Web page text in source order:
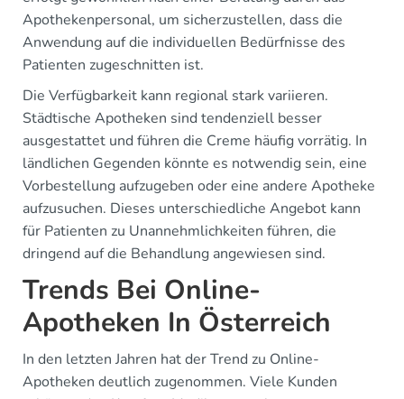
Apothekenpersonal, um sicherzustellen, dass die
Anwendung auf die individuellen Bedürfnisse des
Patienten zugeschnitten ist.
Die Verfügbarkeit kann regional stark variieren.
Städtische Apotheken sind tendenziell besser
ausgestattet und führen die Creme häufig vorrätig. In
ländlichen Gegenden könnte es notwendig sein, eine
Vorbestellung aufzugeben oder eine andere Apotheke
aufzusuchen. Dieses unterschiedliche Angebot kann
für Patienten zu Unannehmlichkeiten führen, die
dringend auf die Behandlung angewiesen sind.
Trends Bei Online-
Apotheken In Österreich
In den letzten Jahren hat der Trend zu Online-
Apotheken deutlich zugenommen. Viele Kunden